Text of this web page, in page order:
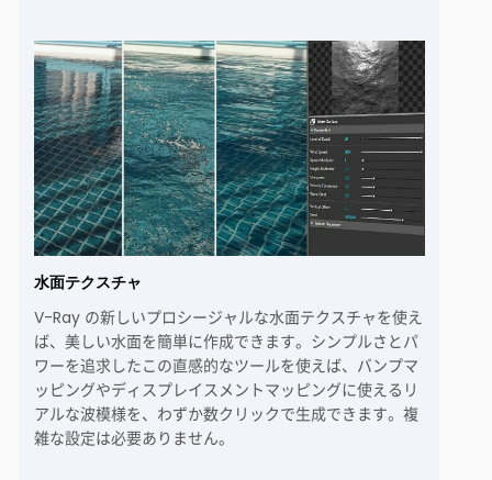
水面テクスチャ
V-Ray の新しいプロシージャルな水面テクスチャを使え
ば、美しい水面を簡単に作成できます。シンプルさとパ
ワーを追求したこの直感的なツールを使えば、バンプマ
ッピングやディスプレイスメントマッピングに使えるリ
アルな波模様を、わずか数クリックで生成できます。複
雑な設定は必要ありません。